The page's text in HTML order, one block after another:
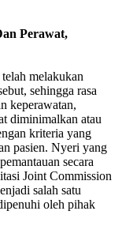
Perawat,
melakukan
sehingga rasa
keperawatan,
diminimalkan atau
kriteria yang
pasien. Nyeri yang
secara
Joint Commission
salah satu
oleh pihak